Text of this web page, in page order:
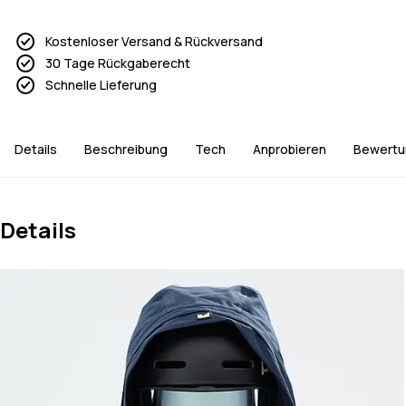
Kostenloser Versand & Rückversand
30 Tage Rückgaberecht
Schnelle Lieferung
Details Beschreibung Tech Anprobieren
Details